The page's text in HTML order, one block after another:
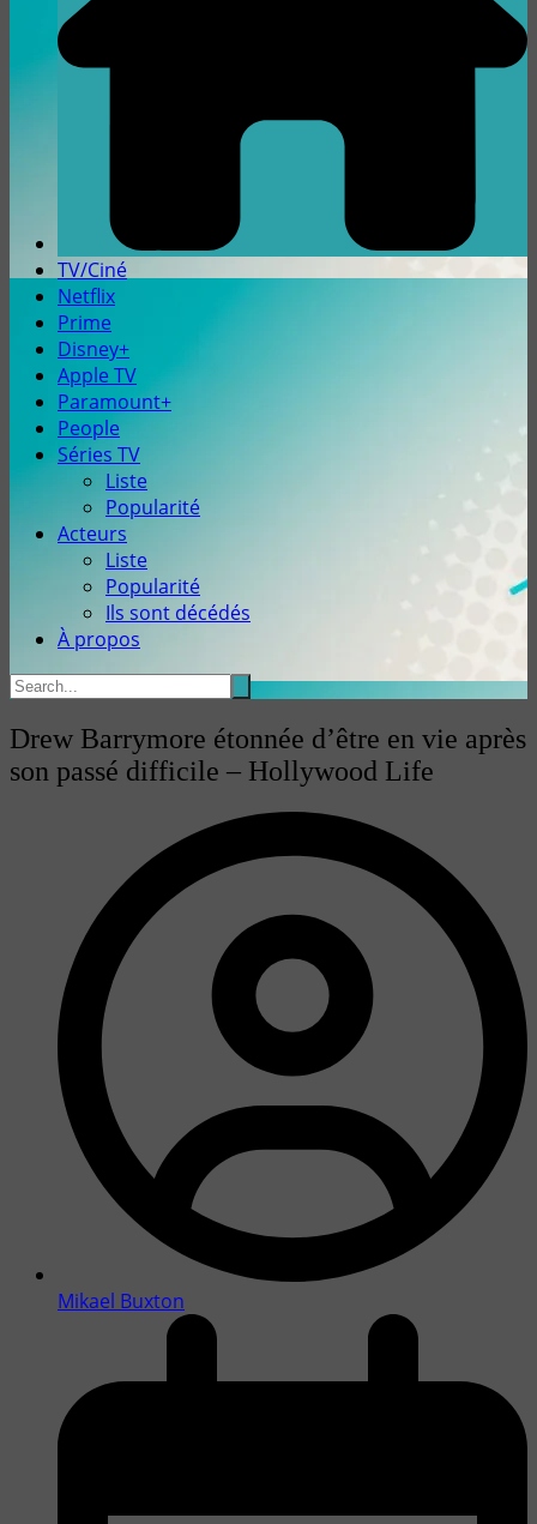
TV/Ciné
Netflix
Prime
Disney+
Apple TV
Paramount+
People
Séries TV
Liste
Popularité
Acteurs
Liste
Popularité
Ils sont décédés
À propos
Drew Barrymore étonnée d’être en vie après
son passé difficile – Hollywood Life
Mikael Buxton